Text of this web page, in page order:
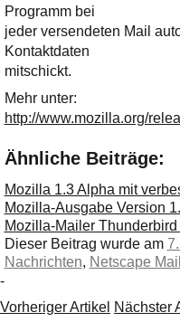
Programm bei
jeder versendeten Mail
Kontaktdaten
mitschickt.
Mehr unter:
http://www.mozilla.org/
Ähnliche Beiträge:
Mozilla 1.3 Alpha mit
Mozilla-Ausgabe Version
Mozilla-Mailer
Dieser Beitrag wurde am
Nachrichten, Netscape Mail
-
Vorheriger Artikel Nächster